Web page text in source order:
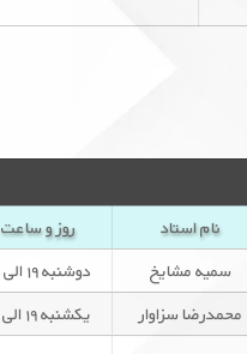
نام استاد
روز و ساعت
سمیه مشایخ
دوشنبه ۱۹ الی ۲۱
محمدرضا سزاوار یکشنبه ۱۹ الی ۲۱